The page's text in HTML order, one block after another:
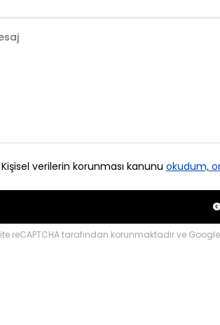
Kişisel verilerin korunması kanunu okudum,
reCAPTCHA tarafından korunmaktadır ve Google